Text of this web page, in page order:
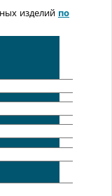
изделий по